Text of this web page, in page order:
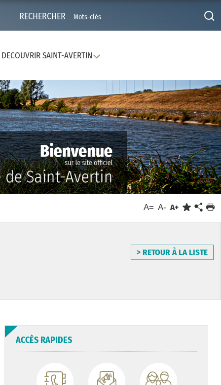
RECHERCHER
DECOUVRIR SAINT-AVERTIN
A= A- A+
> RETOUR À LA LISTE
ACCÈS RAPIDES